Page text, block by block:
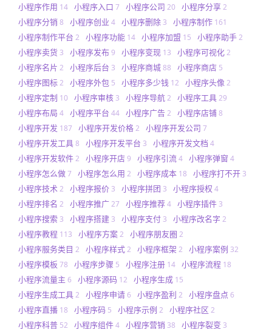
小程序作用 14 小程序入口 7 小程序公司 20 小程序分享2
小程序分销 8 小程序创业 4 小程序删除 3 小程序制作 161
小程序制作平台 2 小程序功能 14 小程序加盟 15 小程序助手2
小程序卖货 3 小程序发布9 小程序变现 13 小程序可视化2
小程序名片 2 小程序后台 3 小程序商城88 小程序商店 5
小程序图标2 小程序外包 5 小程序多少钱 12 小程序头像 2
小程序定制 10 小程序审核 3 小程序导航2 小程序工具29
小程序布局 4 小程序平台 44 小程序广告2 小程序店铺8
小程序开发 187 小程序开发价格2 小程序开发公司 7
小程序开发工具8 小程序开发平台 3 小程序开发文档 4
小程序开发软件2 小程序开店9 小程序引流4 小程序弹窗 4
小程序怎么做7 小程序怎么用 2 小程序成本 18 小程序打不开 3
小程序技术 2 小程序报价 3 小程序拼团 3 小程序授权 4
小程序排名 2 小程序推广27 小程序推荐4 小程序插件 3
小程序搜索 3 小程序搭建 3 小程序支付 3 小程序改名字 2
小程序教程 113 小程序方案2 小程序朋友圈 2
小程序服务类目 2 小程序样式2 小程序框架 2 小程序案例 32
小程序模板 78 小程序步骤 5 小程序注册 14 小程序流程 18
小程序流量主 6 小程序源码 12 小程序生成 15
小程序生成工具2 小程序申请6 小程序盈利 2 小程序盘点 6
小程序直播 18 小程序码 5 小程序示例 2 小程序社区 2
小程序科普 52 小程序组件4 小程序营销 38 小程序裂变 3